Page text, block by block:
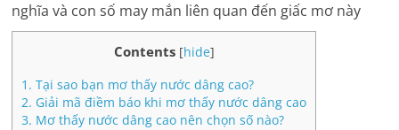
nghĩa và con số may mắn liên quan đến giấc mơ này
Contents [hide]
1. Tại sao bạn mơ thấy nước dâng cao?
2. Giải mã điềm báo khi mơ thấy nước dâng cao
3. Mơ thấy nước dâng cao nên chọn số nào?